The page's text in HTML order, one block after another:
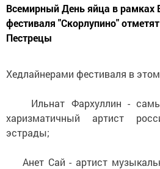
Всемирный День яйца в рамках
фестиваля "Скорлупино"
Пестрецы
Хедлайнерами фестиваля в этом
Ильнат Фархуллин -
харизматичный артист
эстрады;
Анет Сай - артист